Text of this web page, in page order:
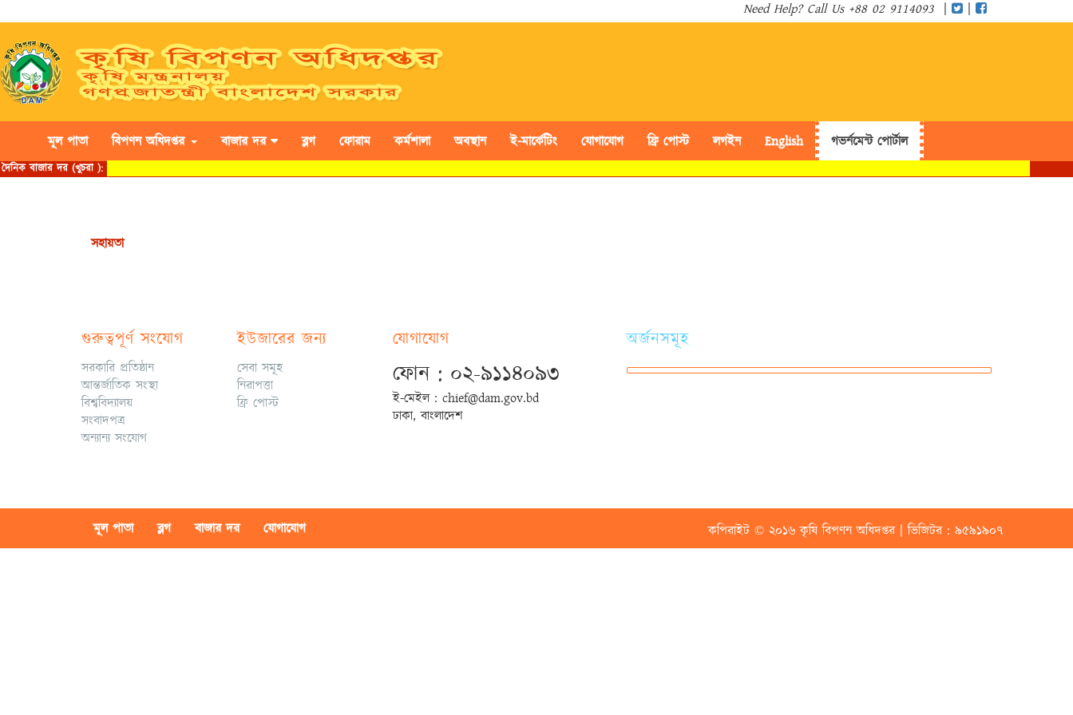
Need Help? Call Us +88 02 9114093 | |
মূল পাতা বিপণন অধিদপ্তর বাজার দর ব্লগ ফোরাম কর্মশালা অবস্থান ই-মার্কেটিং যোগাযোগ ফ্রি পোস্ট লগইন English গভর্নমেন্ট পোর্টাল
সহায়তা
গুরুত্বপূর্ণ সংযোগ
সরকারি প্রতিষ্ঠান
আন্তর্জাতিক সংস্থা
বিশ্ববিদ্যালয়
সংবাদপত্র
অন্যান্য সংযোগ
ইউজারের জন্য
সেবা সমূহ
নিরাপত্তা
ফ্রি পোস্ট
যোগাযোগ
ফোন : ০২-৯১১৪০৯৩
ই-মেইল : chief@dam.gov.bd
ঢাকা, বাংলাদেশ
অর্জনসমূহ
মূল পাতা ব্লগ বাজার দর যোগাযোগ কপিরাইট © ২০১৬ কৃষি বিপণন অধিদপ্তর | ভিজিটর : ৯৫৯১৯০৭